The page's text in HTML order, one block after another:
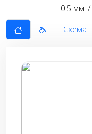
0.5 мм. /
Схема